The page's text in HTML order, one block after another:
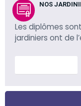
NOS
Les diplômes
jardiniers ont de